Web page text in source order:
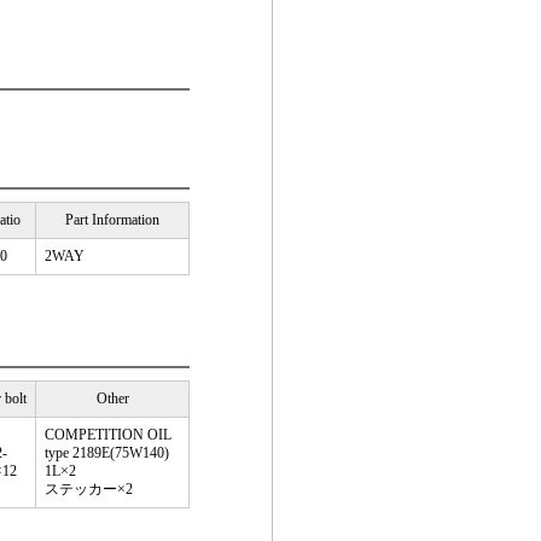
Part Information
2WAY
bolt Other
COMPETITION OIL
type 2189E(75W140)
1L×2
ステッカー×2